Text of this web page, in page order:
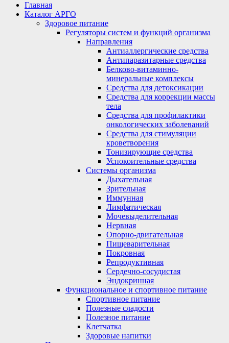
Главная
Каталог АРГО
Здоровое питание
Регуляторы систем и функций организма
Направления
Антиаллергические средства
Антипаразитарные средства
Белково-витаминно-
минеральные комплексы
Средства для детоксикации
Средства для коррекции массы
тела
Средства для профилактики
онкологических заболеваний
Средства для стимуляции
кроветворения
Тонизирующие средства
Успокоительные средства
Системы организма
Дыхательная
Зрительная
Иммунная
Лимфатическая
Мочевыделительная
Нервная
Опорно-двигательная
Пищеварительная
Покровная
Репродуктивная
Сердечно-сосудистая
Эндокринная
Функциональное и спортивное питание
Спортивное питание
Полезные сладости
Полезное питание
Клетчатка
Здоровые напитки